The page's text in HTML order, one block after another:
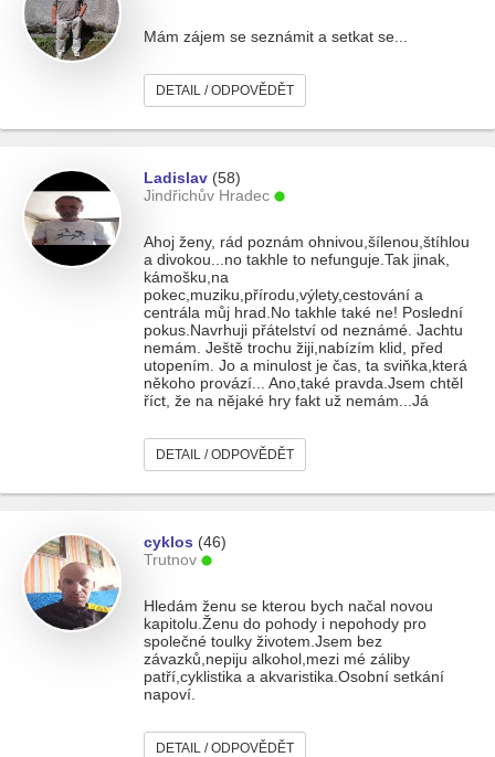
Mám zájem se seznámit a setkat se...
DETAIL / ODPOVĚDĚT
Ladislav (58)
Jindřichův Hradec
Ahoj ženy, rád poznám ohnivou,šílenou,štíhlou
a divokou...no takhle to nefunguje.Tak jinak,
kámošku,na
pokec,muziku,přírodu,výlety,cestování a
centrála můj hrad.No takhle také ne! Poslední
pokus.Navrhuji přátelství od neznámé. Jachtu
nemám. Ještě trochu žiji,nabízím klid, před
utopením. Jo a minulost je čas, ta sviňka,která
někoho provází... Ano,také pravda.Jsem chtěl
říct, že na nějaké hry fakt už nemám...Já
DETAIL / ODPOVĚDĚT
cyklos (46)
Trutnov
Hledám ženu se kterou bych načal novou
kapitolu.Ženu do pohody i nepohody pro
společné toulky životem.Jsem bez
závazků,nepiju alkohol,mezi mé záliby
patří,cyklistika a akvaristika.Osobní setkání
napoví.
DETAIL / ODPOVĚDĚT